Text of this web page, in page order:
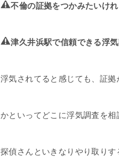
不倫の証拠をつかみたいけ
津久井浜駅で信頼できる浮
浮気されてると感じても、証拠
かといってどこに浮気調査を相
探偵さんといきなりやり取りす